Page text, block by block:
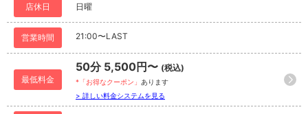
店休日 日曜
営業時間 21:00〜LAST
最低料金
50分 5,500円〜 (税込)
*「お得なクーポン」 あります
> 詳しい料金システムを見る